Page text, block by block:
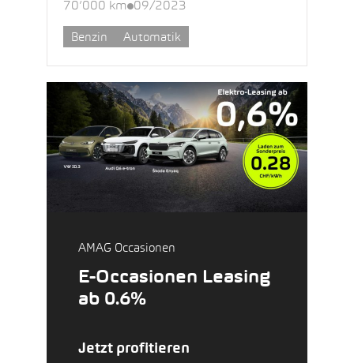
70’000 km 09/2023
Benzin Automatik
AMAG Occasionen
E-Occasionen Leasing
ab 0.6%
Jetzt profitieren